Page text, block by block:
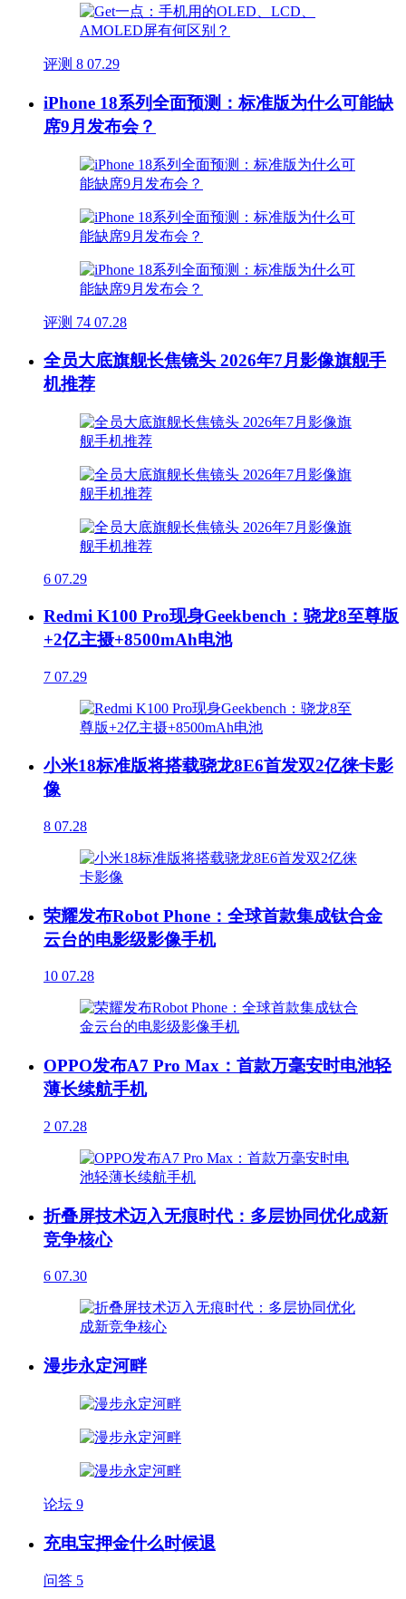
评测 8 07.29
iPhone 18系列全面预测：标准版为什么可能缺
席9月发布会？
评测 74 07.28
全员大底旗舰长焦镜头 2026年7月影像旗舰手
机推荐
6 07.29
Redmi K100 Pro现身Geekbench：骁龙8至尊版
+2亿主摄+8500mAh电池
7 07.29
小米18标准版将搭载骁龙8E6首发双2亿徕卡影
像
8 07.28
荣耀发布Robot Phone：全球首款集成钛合金
云台的电影级影像手机
10 07.28
OPPO发布A7 Pro Max：首款万毫安时电池轻
薄长续航手机
2 07.28
折叠屏技术迈入无痕时代：多层协同优化成新
竞争核心
6 07.30
漫步永定河畔
论坛 9
充电宝押金什么时候退
问答 5